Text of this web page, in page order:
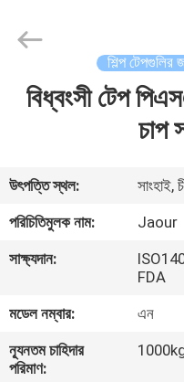
বাড়ি
আমাদের
সম্পর্কে
কারখানা
ভ্রমণ
Adhesive
Products
Reserved.
শিল্প
বিধ্বংসী টেপ
চাপ
উৎপত্তি স্থল:
সাংহাই,
পরিচিতিমুলক নাম:
Jaour
সাক্ষ্যদান:
FDA
মডেল নম্বার:
এন
ন্যূনতম চাহিদার
পরিমাণ: